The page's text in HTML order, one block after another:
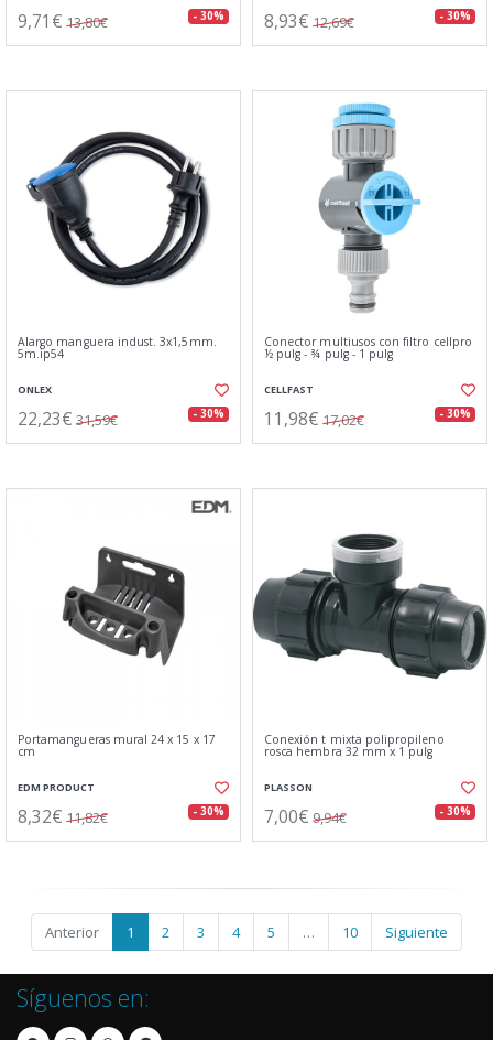
9,71€ 13,80€ - 30% 8,93€ 12,69€ - 30%
Alargo manguera indust. 3x1,5mm.
5m.ip54
ONLEX
22,23€ 31,59€ - 30%
Conector multiusos con filtro cellpro
½ pulg - ¾ pulg - 1 pulg
CELLFAST
11,98€ 17,02€ - 30%
Portamangueras mural 24 x 15 x 17
cm
EDM PRODUCT
8,32€ 11,82€ - 30%
Conexión t mixta polipropileno
rosca hembra 32 mm x 1 pulg
PLASSON
7,00€ 9,94€ - 30%
Anterior 1 2 3 4 5 … 10 Siguiente
Síguenos en: